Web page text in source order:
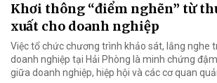
Khơi thông “điểm nghẽn” từ
xuất cho doanh nghiệp
Việc tổ chức chương trình khảo sát, lắng nghe
doanh nghiệp tại Hải Phòng là minh chứng
giữa doanh nghiệp, hiệp hội và các cơ quan